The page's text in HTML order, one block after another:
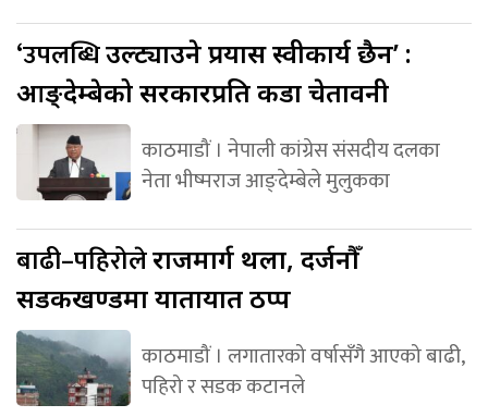
‘उपलब्धिउल्ट्याउने प्रयास स्वीकार्य छैन’ :
आङ्देम्बेको सरकारप्रति कडा चेतावनी
काठमाडौं । नेपाली कांग्रेस संसदीय दलका
नेता भीष्मराज आङ्देम्बेले मुलुकका
बाढी–पहिरोलेराजमार्ग थला, दर्जनौँ
सडकखण्डमा यातायात ठप्प
काठमाडौं । लगातारको वर्षासँगै आएको बाढी,
पहिरो र सडक कटानले